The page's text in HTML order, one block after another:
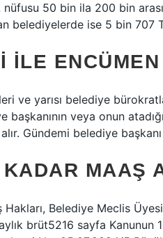
50 bin ila 200 bin
belediyelerde ise 5 bin 707
ILE
ve yarısı belediye
başkanının veya onun
Gündemi belediye
KADAR MAAŞ
Belediye Meclis
brüt5216 sayfa Kanunun